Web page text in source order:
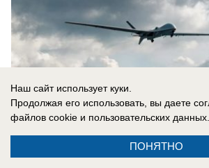
Наш сайт использует куки.
Продолжая его использовать, вы даете
файлов cookie и пользовательских данных.
ПОНЯТНО